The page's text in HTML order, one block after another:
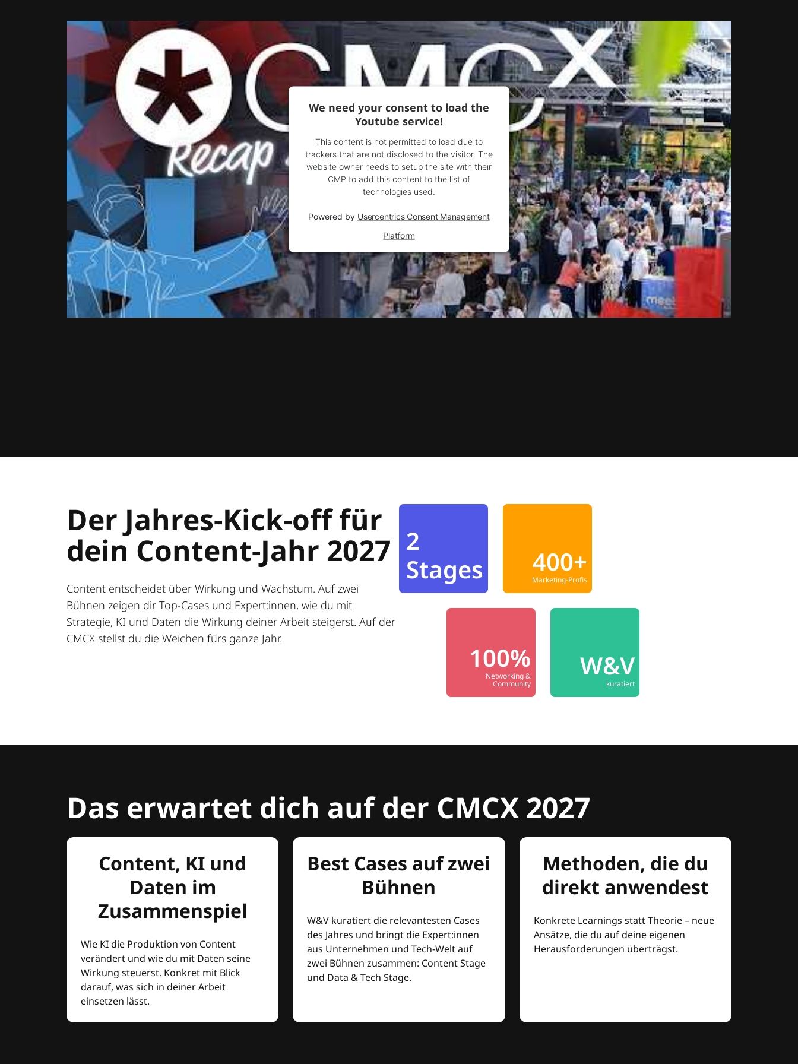
We need your consent to load the
Youtube service!
This content is not permitted to load due to
trackers that are not disclosed to the visitor. The
website owner needs to setup the site with their
CMP to add this content to the list of
technologies used.
Powered by Usercentrics Consent Management
Platform
Der Jahres-Kick-off für
dein Content-Jahr 2027
Content entscheidet über Wirkung und Wachstum. Auf zwei
Bühnen zeigen dir Top-Cases und Expert:innen, wie du mit
Strategie, KI und Daten die Wirkung deiner Arbeit steigerst. Auf der
CMCX stellst du die Weichen fürs ganze Jahr.
2
Stages
400+
Marketing-Profis
100%
Networking &
Community
W&V
kuratiert
Das erwartet dich auf der CMCX 2027
Content, KI und
Daten im
Zusammenspiel
Wie KI die Produktion von Content
verändert und wie du mit Daten seine
Wirkung steuerst. Konkret mit Blick
darauf, was sich in deiner Arbeit
einsetzen lässt.
Best Cases auf zwei
Bühnen
W&V kuratiert die relevantesten Cases
des Jahres und bringt die Expert:innen
aus Unternehmen und Tech-Welt auf
zwei Bühnen zusammen: Content Stage
und Data & Tech Stage.
Methoden, die du
direkt anwendest
Konkrete Learnings statt Theorie – neue
Ansätze, die du auf deine eigenen
Herausforderungen überträgst.